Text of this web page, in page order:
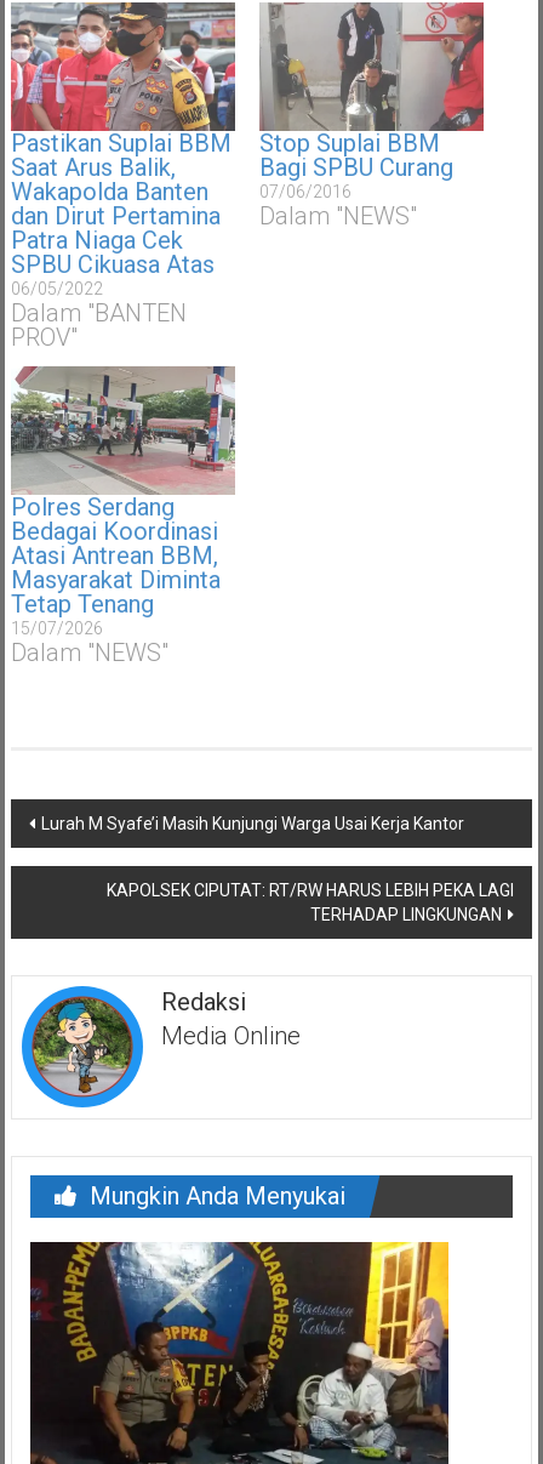
Pastikan Suplai BBM
Saat Arus Balik,
Wakapolda Banten
dan Dirut Pertamina
Patra Niaga Cek
SPBU Cikuasa Atas
06/05/2022
Dalam "BANTEN
PROV"
Stop Suplai BBM
Bagi SPBU Curang
07/06/2016
Dalam "NEWS"
Polres Serdang
Bedagai Koordinasi
Atasi Antrean BBM,
Masyarakat Diminta
Tetap Tenang
15/07/2026
Dalam "NEWS"
Navigasi
pos
Lurah M Syafe’i Masih Kunjungi Warga Usai Kerja Kantor
KAPOLSEK CIPUTAT: RT/RW HARUS LEBIH PEKA LAGI
TERHADAP LINGKUNGAN
Redaksi
Media Online
Mungkin Anda Menyukai